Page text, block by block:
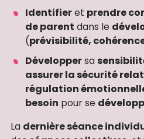
Identifieret prendre
de parent dans le
(prévisibilité,
Développersa
assurer la sécurité
régulation
besoin pour se
La dernière séance